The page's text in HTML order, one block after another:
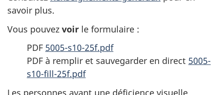
savoir plus.
Vous pouvez voir le formulaire :
PDF 5005-s10-25f.pdf
PDF à remplir et sauvegarder en direct 5005-
s10-fill-25f.pdf
Les personnes ayant une déficience visuelle